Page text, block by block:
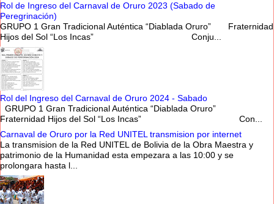
Rol de Ingreso del Carnaval de Oruro 2023 (Sabado de
Peregrinación)
GRUPO 1 Gran Tradicional Auténtica “Diablada Oruro” Fraternidad
Hijos del Sol “Los Incas” Conju...
Rol del Ingreso del Carnaval de Oruro 2024 - Sabado
GRUPO 1 Gran Tradicional Auténtica “Diablada Oruro”
Fraternidad Hijos del Sol “Los Incas” Con...
Carnaval de Oruro por la Red UNITEL transmision por internet
La transmision de la Red UNITEL de Bolivia de la Obra Maestra y
patrimonio de la Humanidad esta empezara a las 10:00 y se
prolongara hasta l...